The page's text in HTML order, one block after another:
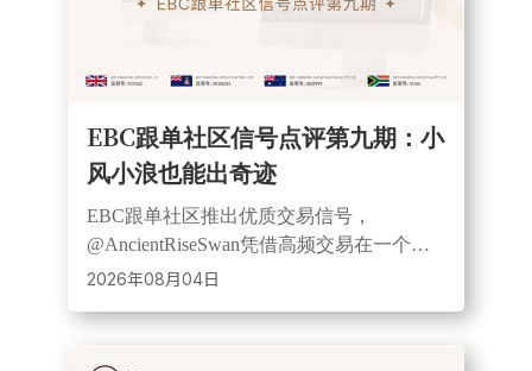
EBC跟单社区信号点评第九期：小
风小浪也能出奇迹
EBC跟单社区推出优质交易信号，
@AncientRiseSwan凭借高频交易在一个月
内实现近12倍收益。该信号覆盖黄金等多
2026年08月04日